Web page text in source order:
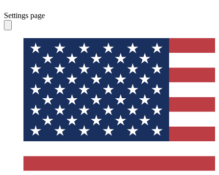
Settings page